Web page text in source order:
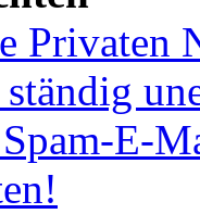
Privaten
E-